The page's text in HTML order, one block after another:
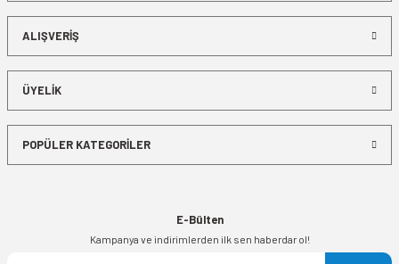
ALIŞVERİŞ
ÜYELİK
POPÜLER KATEGORİLER
E-Bülten
Kampanya ve indirimlerden ilk sen haberdar ol!